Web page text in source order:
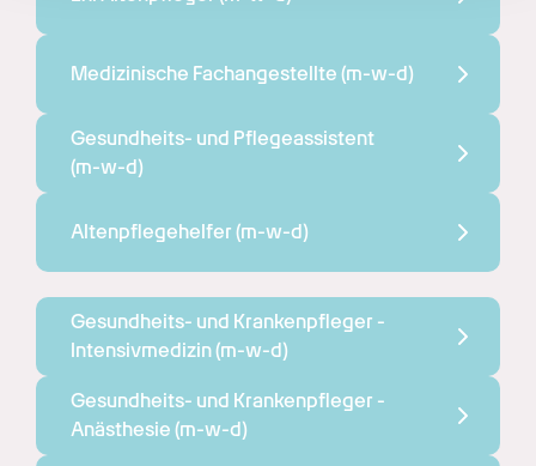
Medizinische Fachangestellte (m-w-d)
(m-w-d)
Altenpflegehelfer (m-w-d)
Gesundheits- und Krankenpfleger -
Intensivmedizin (m-w-d)
Gesundheits- und Krankenpfleger -
Anästhesie (m-w-d)